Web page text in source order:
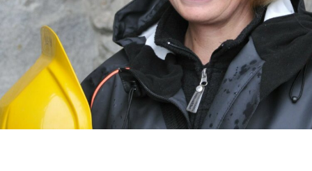
Ditt besøk